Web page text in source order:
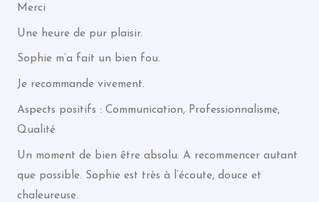
Merci
Une heure de pur plaisir.
Sophie m’a fait un bien fou.
Je recommande vivement.
Aspects positifs : Communication, Professionnalisme,
Qualité
Un moment de bien être absolu. A recommencer autant
que possible. Sophie est très à l’écoute, douce et
chaleureuse.